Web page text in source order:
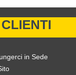
in Sede